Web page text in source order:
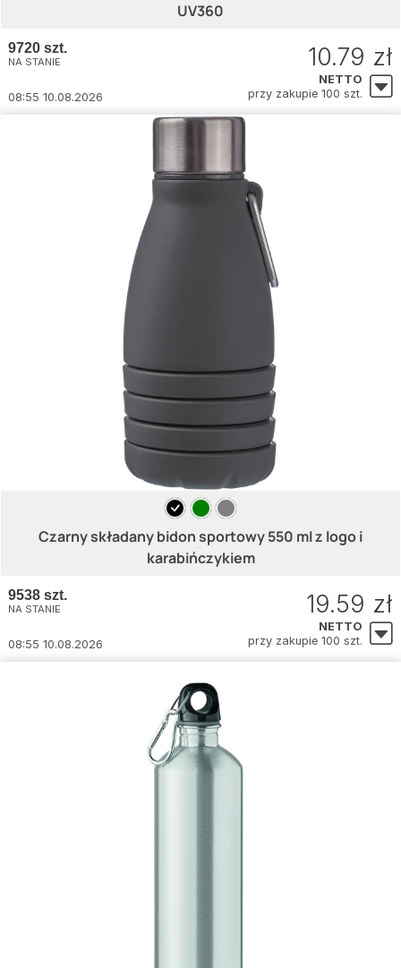
UV360
9720 szt.
NA STANIE
08:55 10.08.2026
10.79 zł
NETTO
przy zakupie 100 szt.
Czarny składany bidon sportowy 550 ml z logo i
karabińczykiem
9538 szt.
NA STANIE
08:55 10.08.2026
19.59 zł
NETTO
przy zakupie 100 szt.